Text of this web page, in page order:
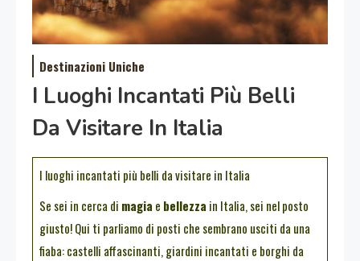
Destinazioni Uniche
I Luoghi Incantati Più Belli
Da Visitare In Italia
I luoghi incantati più belli da visitare in Italia
Se sei in cerca di magia e bellezza in Italia, sei nel posto
giusto! Qui ti parliamo di posti che sembrano usciti da una
fiaba: castelli affascinanti, giardini incantati e borghi da